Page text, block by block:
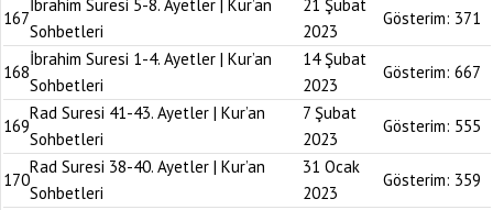
167
İbrahim Suresi 5-8. Ayetler | Kur’an
Sohbetleri
21 Şubat
2023
Gösterim: 371
168
İbrahim Suresi 1-4. Ayetler | Kur’an
Sohbetleri
14 Şubat
2023
Gösterim: 667
169
Rad Suresi 41-43. Ayetler | Kur’an
Sohbetleri
7 Şubat
2023
Gösterim: 555
170
Rad Suresi 38-40. Ayetler | Kur’an
Sohbetleri
31 Ocak
2023
Gösterim: 359